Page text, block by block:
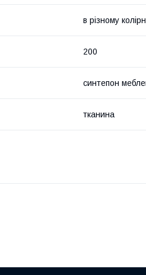
в різному
200
синтепон
тканина